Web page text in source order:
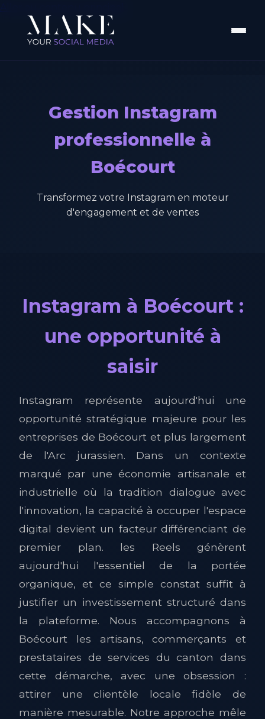
Gestion Instagram
professionnelle à
Boécourt
Transformez votre Instagram en moteur
d'engagement et de ventes
Instagram à Boécourt :
une opportunité à
saisir
Instagram représente aujourd'hui une
opportunité stratégique majeure pour les
entreprises de Boécourt et plus largement
de l'Arc jurassien. Dans un contexte
marqué par une économie artisanale et
industrielle où la tradition dialogue avec
l'innovation, la capacité à occuper l'espace
digital devient un facteur différenciant de
premier plan. les Reels génèrent
aujourd'hui l'essentiel de la portée
organique, et ce simple constat suffit à
justifier un investissement structuré dans
la plateforme. Nous accompagnons à
Boécourt les artisans, commerçants et
prestataires de services du canton dans
cette démarche, avec une obsession :
attirer une clientèle locale fidèle de
manière mesurable. Notre approche mêle